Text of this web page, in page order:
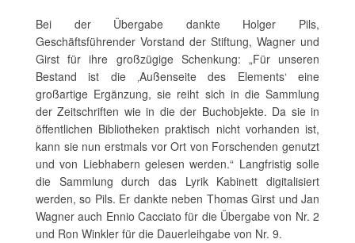
Bei der Übergabe dankte Holger Pils,
Geschäftsführender Vorstand der Stiftung, Wagner und
Girst für ihre großzügige Schenkung: „Für unseren
Bestand ist die ‚Außenseite des Elements‘ eine
großartige Ergänzung, sie reiht sich in die Sammlung
der Zeitschriften wie in die der Buchobjekte. Da sie in
öffentlichen Bibliotheken praktisch nicht vorhanden ist,
kann sie nun erstmals vor Ort von Forschenden genutzt
und von Liebhabern gelesen werden.“ Langfristig solle
die Sammlung durch das Lyrik Kabinett digitalisiert
werden, so Pils. Er dankte neben Thomas Girst und Jan
Wagner auch Ennio Cacciato für die Übergabe von Nr. 2
und Ron Winkler für die Dauerleihgabe von Nr. 9.